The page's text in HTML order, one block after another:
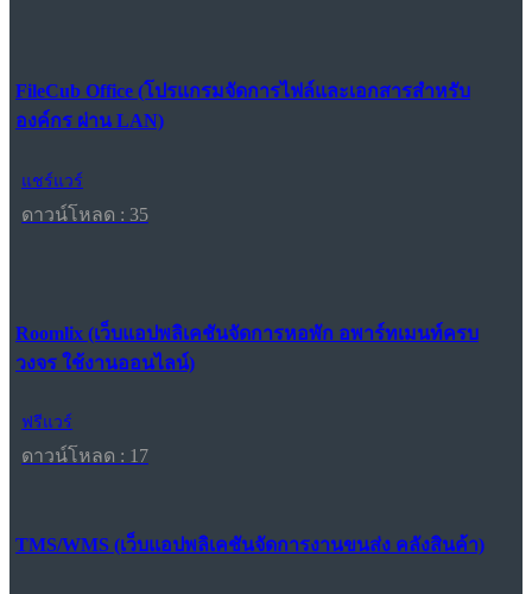
FileCub Office (โปรแกรมจัดการไฟล์และเอกสารสำหรับ
องค์กร ผ่าน LAN)
แชร์แวร์
ดาวน์โหลด : 35
Roomlix (เว็บแอปพลิเคชันจัดการหอพัก อพาร์ทเมนท์ครบ
วงจร ใช้งานออนไลน์)
ฟรีแวร์
ดาวน์โหลด : 17
TMS/WMS (เว็บแอปพลิเคชันจัดการงานขนส่ง คลังสินค้า)